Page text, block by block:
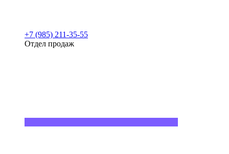
+7 (985) 211-35-55
Отдел продаж